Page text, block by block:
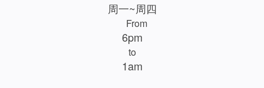
周一~周四
From
6pm
to
1am